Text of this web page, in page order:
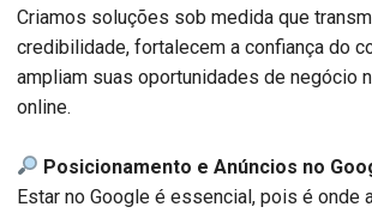
Criamos soluções sob medida que
credibilidade, fortalecem a confiança do
ampliam suas oportunidades de negócio
online.
Posicionamento e Anúncios no
Estar no Google é essencial, pois é onde